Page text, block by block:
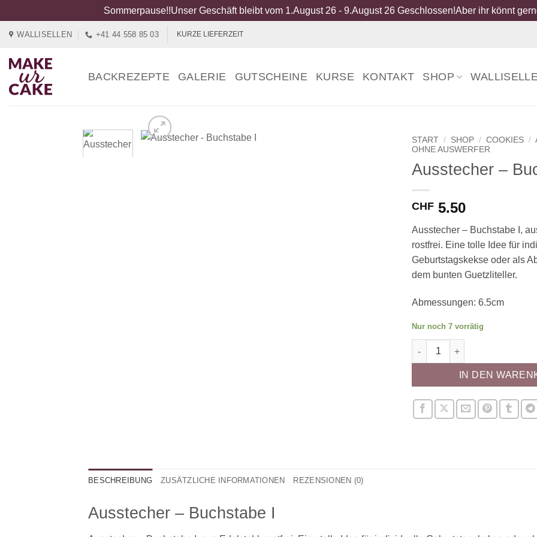
Sommerpause!!Unser Geschäft bleibt vom 1.August 26 - 9.August 26 Geschlossen!Aber ihr könnt
springen
WALLISELLEN +41 44 558 85 03 KURZE LIEFERZEIT
BACKREZEPTE GALERIE GUTSCHEINE KURSE KONTAKT SHOP
START / SHOP / COOKIES /
OHNE AUSWERFER
Ausstecher –
CHF 5.50
Ausstecher – Buchstabe I,
rostfrei. Eine tolle Idee für
Geburtstagskekse oder als
dem bunten Guetzliteller.
Abmessungen: 6.5cm
Nur noch 7 vorrätig
Ausstecher - Buchstabe I
IN DEN
BESCHREIBUNG ZUSÄTZLICHE INFORMATIONEN REZENSIONEN (0)
Ausstecher – Buchstabe I